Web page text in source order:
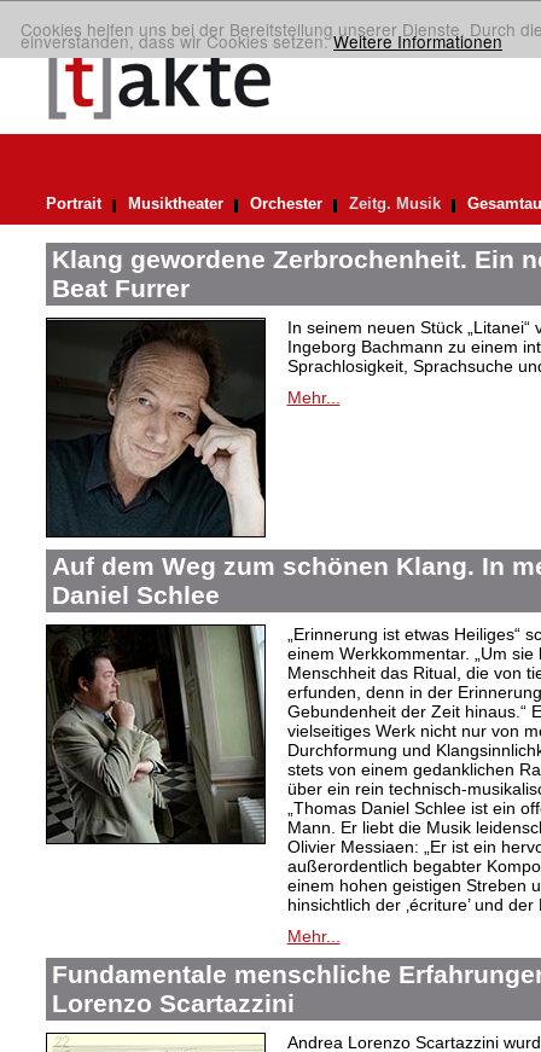
Cookies helfen uns bei der Bereitstellung unserer Dienste. Durch
einverstanden, dass wir Cookies setzen.Weitere Informationen
Portrait Musiktheater Orchester Zeitg. Musik
Klang gewordene Zerbrochenheit. Ein
Beat Furrer
In seinem neuen Stück
Ingeborg Bachmann zu einem
Sprachlosigkeit, Sprachsuche
Mehr...
Auf dem Weg zum schönen Klang. In
Daniel Schlee
„Erinnerung ist etwas Heiliges“
einem Werkkommentar. „Um
Menschheit das Ritual, die von
erfunden, denn in der
Gebundenheit der Zeit hinaus.“
vielseitiges Werk nicht nur von
Durchformung und
stets von einem gedanklichen
über ein rein technisch-
„Thomas Daniel Schlee ist ein
Mann. Er liebt die Musik
Olivier Messiaen: „Er ist ein
außerordentlich begabter
einem hohen geistigen Streben
hinsichtlich der ‚écriture’ und der
Mehr...
Fundamentale menschliche
Lorenzo Scartazzini
Andrea Lorenzo Scartazzini